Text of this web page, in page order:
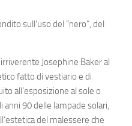
sull’uso del “nero”, del
Josephine Baker al
fatto di vestiario e di
all’esposizione al sole o
anni 90 delle lampade solari,
estetica del malessere che